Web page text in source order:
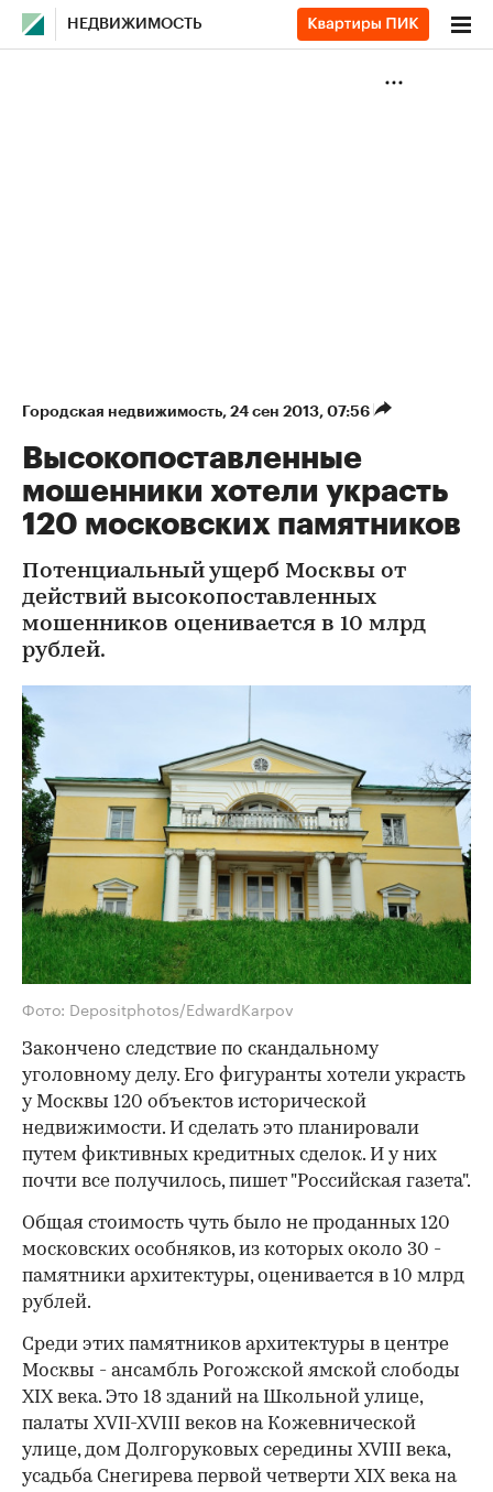
НЕДВИЖИМОСТЬ
Городская недвижимость⁠, 24 сен 2013, 07:56
Высокопоставленные
мошенники хотели украсть
120 московских памятников
Потенциальный ущерб Москвы от
действий высокопоставленных
мошенников оценивается в 10 млрд
рублей.
Фото: Depositphotos/EdwardKarpov
Закончено следствие по скандальному
уголовному делу. Его фигуранты хотели украсть
у Москвы 120 объектов исторической
недвижимости. И сделать это планировали
путем фиктивных кредитных сделок. И у них
почти все получилось, пишет "Российская газета".
Общая стоимость чуть было не проданных 120
московских особняков, из которых около 30 -
памятники архитектуры, оценивается в 10 млрд
рублей.
Среди этих памятников архитектуры в центре
Москвы - ансамбль Рогожской ямской слободы
XIX века. Это 18 зданий на Школьной улице,
палаты XVII-XVIII веков на Кожевнической
улице, дом Долгоруковых середины XVIII века,
усадьба Снегирева первой четверти XIX века на